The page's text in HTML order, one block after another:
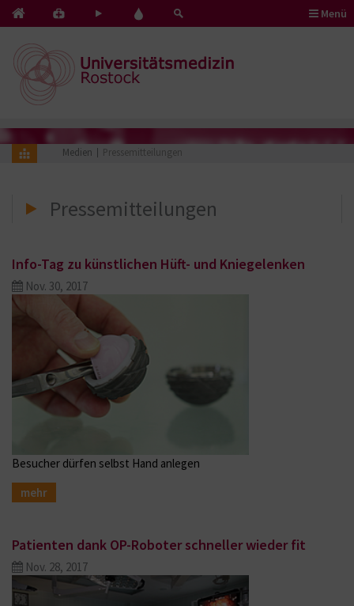
Kontakt
Notfälle
Pflege
Herz
Blut
Menü
Medien Pressemitteilungen
Pressemitteilungen
Info-Tag zu künstlichen Hüft- und Kniegelenken
Nov. 30, 2017
Besucher dürfen selbst Hand anlegen
mehr
Patienten dank OP-Roboter schneller wieder fit
Nov. 28, 2017